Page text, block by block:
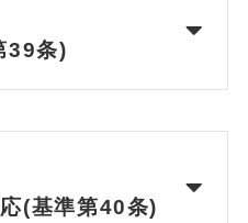
39条)
(基準第40条)